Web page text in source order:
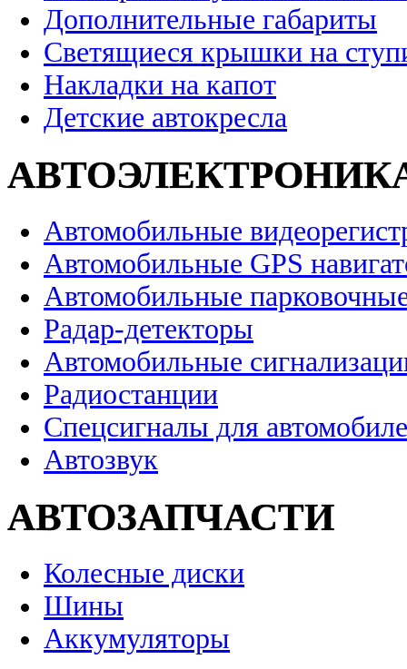
Дополнительные габариты
Светящиеся крышки на
Накладки на капот
Детские автокресла
Автомобильные
Автомобильные GPS
Автомобильные
Радар-детекторы
Автомобильные
Радиостанции
Спецсигналы для
Автозвук
АВТОЗАПЧАСТИ
Колесные диски
Шины
Аккумуляторы